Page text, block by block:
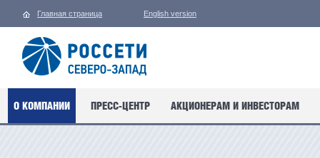
Главная страница English version
О КОМПАНИИ ПРЕСС-ЦЕНТР АКЦИОНЕРАМ И ИНВЕСТОРАМ